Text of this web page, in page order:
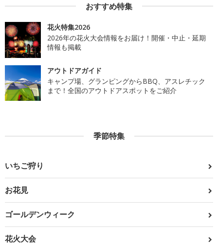
おすすめ特集
花火特集2026
2026年の花火大会情報をお届け！開催・中止・延期
情報も掲載
アウトドアガイド
キャンプ場、グランピングからBBQ、アスレチック
まで！全国のアウトドアスポットをご紹介
季節特集
いちご狩り
お花見
ゴールデンウィーク
花火大会